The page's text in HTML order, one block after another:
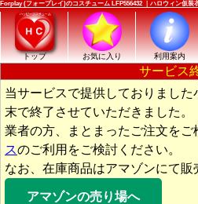
Forplay (フォープレイ)のコスチューム LFP556432 ｜ハロウィン仮装
トップ お気に入り 利用案内
サービス
当サービスで提供しておりました
末で終了させていただきました。
業者の方、まとまったご注文をご
スのご利用をご検討ください。
なお、在庫商品はアマゾンにて販
アマゾンの売り場へ